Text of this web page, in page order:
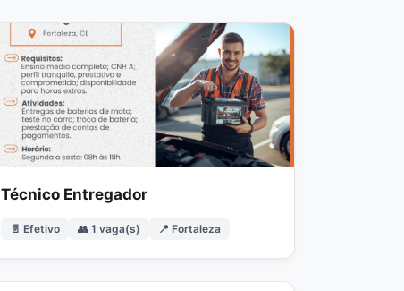
Técnico Entregador
📄 Efetivo 👥 1 vaga(s) 📍 Fortaleza